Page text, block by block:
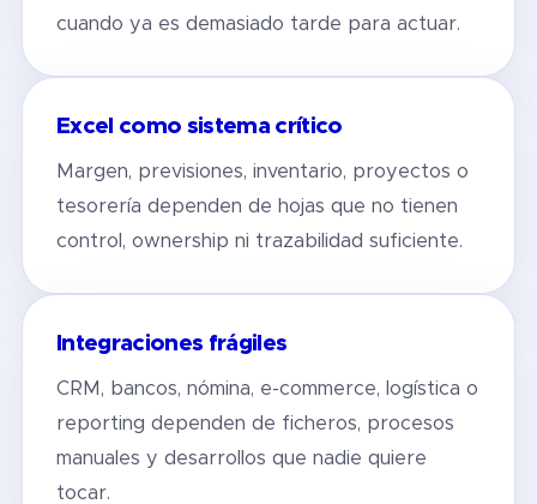
cuando ya es demasiado tarde para actuar.
Excel como sistema crítico
Margen, previsiones, inventario, proyectos o
tesorería dependen de hojas que no tienen
control, ownership ni trazabilidad suficiente.
Integraciones frágiles
CRM, bancos, nómina, e-commerce, logística o
reporting dependen de ficheros, procesos
manuales y desarrollos que nadie quiere
tocar.